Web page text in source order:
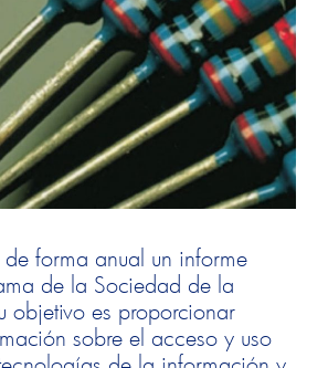
de forma anual un informe
de la Sociedad de la
objetivo es proporcionar
sobre el acceso y uso